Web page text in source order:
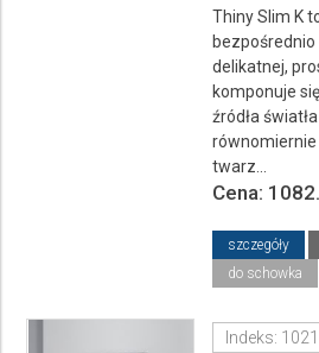
Thiny Slim K
bezpośrednio
delikatnej,
komponuje
źródła
równomiernie
twarz...
Cena:
szczegóły
do schowka
Indeks: